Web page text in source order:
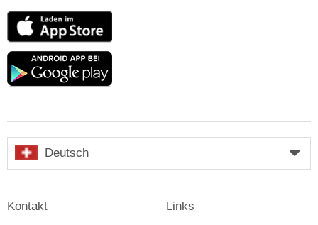
App
Store
Google
Deutsch
Kontakt Links